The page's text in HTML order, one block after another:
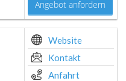
Angebot anfordern
Website
Kontakt
Anfahrt